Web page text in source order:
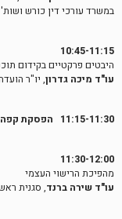
במשרד עורכי דין כורש ושות'
10:45-11:15
היבטים פרקטיים בקידום
עו"ד מיכה גדרון, יו"ר
11:15-11:30 הפסקת קפה
11:30-12:00
מהפיכת הרישוי העצמי
עו"ד שירה ברנד, סגנית